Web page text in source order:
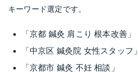
キーワード選定です。
「京都 鍼灸 肩こり 根本改善」
「中京区 鍼灸院 女性スタッフ」
「京都市 鍼灸 不妊 相談」